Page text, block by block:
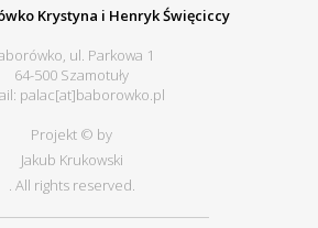
Krystyna i Henryk Święciccy
ul. Parkowa 1
64-500 Szamotuły
palac[at]baborowko.pl
Projekt © by
Jakub Krukowski
. All rights reserved.